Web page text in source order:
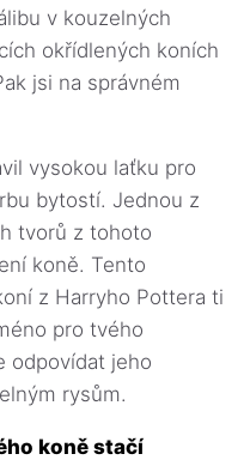
v kouzelných
okřídlených koních
jsi na správném
vysokou laťku pro
bytostí. Jednou z
tvorů z tohoto
koně. Tento
z Harryho Pottera ti
pro tvého
odpovídat jeho
rysům.
koně stačí